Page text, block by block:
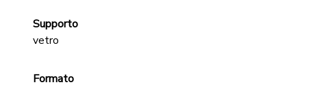
Supporto
vetro
Formato